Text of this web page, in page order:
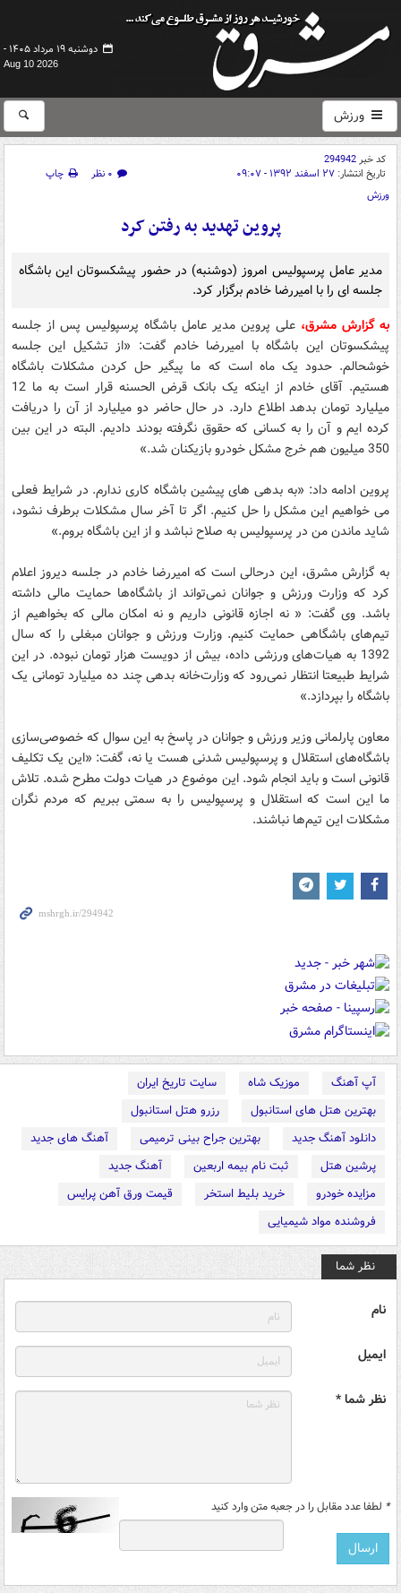
دوشنبه ۱۹ مرداد ۱۴۰۵ -
Aug 10 2026
ورزش
کد خبر294942
تاریخ انتشار: ۲۷ اسفند ۱۳۹۲ - ۰۹:۰۷ ۰ نظر
چاپ
ورزش
پروین تهدید به رفتن کرد
مدیر عامل پرسپولیس امروز (دوشنبه) در حضور پیشکسوتان این باشگاه
جلسه ای را با امیررضا خادم برگزار کرد.
به گزارش مشرق، علی پروین مدیر عامل باشگاه پرسپولیس پس از جلسه
پیشکسوتان این باشگاه با امیررضا خادم گفت: «از تشکیل این جلسه
خوشحالم. حدود یک ماه است که ما پیگیر حل کردن مشکلات باشگاه
هستیم. آقای خادم از اینکه یک بانک قرض الحسنه قرار است به ما 12
میلیارد تومان بدهد اطلاع دارد. در حال حاضر دو میلیارد از آن را دریافت
کرده ایم و آن را به کسانی که حقوق نگرفته بودند دادیم. البته در این بین
350 میلیون هم خرج مشکل خودرو بازیکنان شد.»
پروین ادامه داد: «به بدهی های پیشین باشگاه کاری ندارم. در شرایط فعلی
می خواهیم این مشکل را حل کنیم. اگر تا آخر سال مشکلات برطرف نشود،
شاید ماندن من در پرسپولیس به صلاح نباشد و از این باشگاه بروم.»
به گزارش مشرق، این درحالی است که امیررضا خادم در جلسه دیروز اعلام
کرد که وزارت ورزش و جوانان نمی‌تواند از باشگاه‌ها حمایت مالی داشته
باشد. وی گفت: «‌ نه اجازه قانونی داریم و نه امکان مالی که بخواهیم از
تیم‌های باشگاهی حمایت کنیم. وزارت ورزش و جوانان مبغلی را که سال
1392 به هیات‌های ورزشی داده، بیش از دویست هزار تومان نبوده. در این
شرایط طبیعتا انتظار نمی‌رود که وزارت‌خانه بدهی چند ده میلیارد تومانی یک
باشگاه را بپردازد.»
معاون پارلمانی وزیر ورزش و جوانان در پاسخ به این سوال که خصوصی‌سازی
باشگاه‌های استقلال و پرسپولیس شدنی هست یا نه، گفت: «این یک تکلیف
قانونی است و باید انجام شود. این موضوع در هیات دولت مطرح شده. تلاش
ما این است که استقلال و پرسپولیس را به سمتی ببریم که مردم نگران
مشکلات این تیم‌ها نباشند.
آپ آهنگ موزیک شاه
سایت تاریخ ایران
بهترین هتل های استانبول
رزرو هتل استانبول
دانلود آهنگ جدید
بهترین جراح بینی ترمیمی
آهنگ های جدید
پرشین هتل
ثبت نام بیمه اربعین
آهنگ جدید
مزایده خودرو
خرید بلیط استخر
قیمت ورق آهن پرایس
فروشنده مواد شیمیایی
نظر شما
نام
ایمیل
نظر شما *
* لطفا عدد مقابل را در جعبه متن وارد کنید